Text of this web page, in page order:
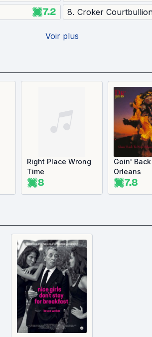
7.2 8. Croker
Voir plus
Right Place Wrong
Time
8
Goin'
Orleans
7.8